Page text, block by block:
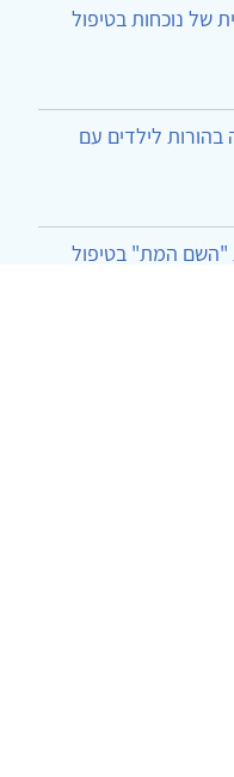
של נוכחות בטיפול
לילדים עם
"השם המת" בטיפול